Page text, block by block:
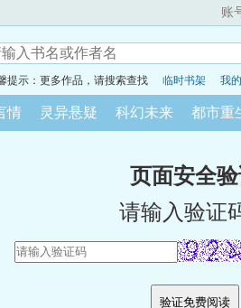
账
提示：更多作品，请搜索查找 临时书架 我
情 灵异悬疑 科幻未来 都市重
页面安全
请输入验证